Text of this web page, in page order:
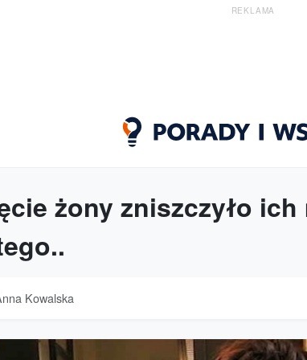
REKLAMA
żony zniszczyło ich
Kowalska